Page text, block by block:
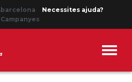
Necessites ajuda?
Campanyes